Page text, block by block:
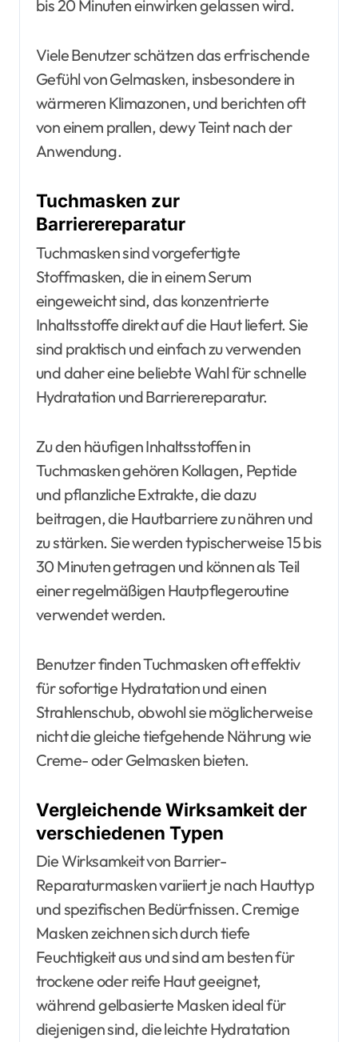
bis 20 Minuten einwirken gelassen wird.
Viele Benutzer schätzen das erfrischende
Gefühl von Gelmasken, insbesondere in
wärmeren Klimazonen, und berichten oft
von einem prallen, dewy Teint nach der
Anwendung.
Tuchmasken zur
Barrierereparatur
Tuchmasken sind vorgefertigte
Stoffmasken, die in einem Serum
eingeweicht sind, das konzentrierte
Inhaltsstoffe direkt auf die Haut liefert. Sie
sind praktisch und einfach zu verwenden
und daher eine beliebte Wahl für schnelle
Hydratation und Barrierereparatur.
Zu den häufigen Inhaltsstoffen in
Tuchmasken gehören Kollagen, Peptide
und pflanzliche Extrakte, die dazu
beitragen, die Hautbarriere zu nähren und
zu stärken. Sie werden typischerweise 15 bis
30 Minuten getragen und können als Teil
einer regelmäßigen Hautpflegeroutine
verwendet werden.
Benutzer finden Tuchmasken oft effektiv
für sofortige Hydratation und einen
Strahlenschub, obwohl sie möglicherweise
nicht die gleiche tiefgehende Nährung wie
Creme- oder Gelmasken bieten.
Vergleichende Wirksamkeit der
verschiedenen Typen
Die Wirksamkeit von Barrier-
Reparaturmasken variiert je nach Hauttyp
und spezifischen Bedürfnissen. Cremige
Masken zeichnen sich durch tiefe
Feuchtigkeit aus und sind am besten für
trockene oder reife Haut geeignet,
während gelbasierte Masken ideal für
diejenigen sind, die leichte Hydratation